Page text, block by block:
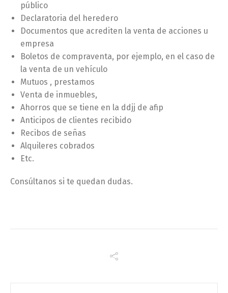
público
Declaratoria del heredero
Documentos que acrediten la venta de acciones u
empresa
Boletos de compraventa, por ejemplo, en el caso de
la venta de un vehículo
Mutuos , prestamos
Venta de inmuebles,
Ahorros que se tiene en la ddjj de afip
Anticipos de clientes recibido
Recibos de señas
Alquileres cobrados
Etc.
Consúltanos si te quedan dudas.